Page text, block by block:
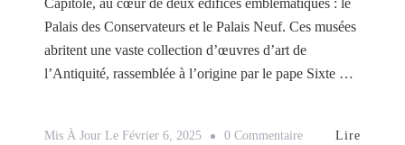
Palais des Conservateurs et le Palais Neuf. Ces musées
abritent une vaste collection d’œuvres d’art de
l’Antiquité, rassemblée à l’origine par le pape Sixte …
Mis À Jour Le Février 6, 2025 0 CommentaireSur
Lire